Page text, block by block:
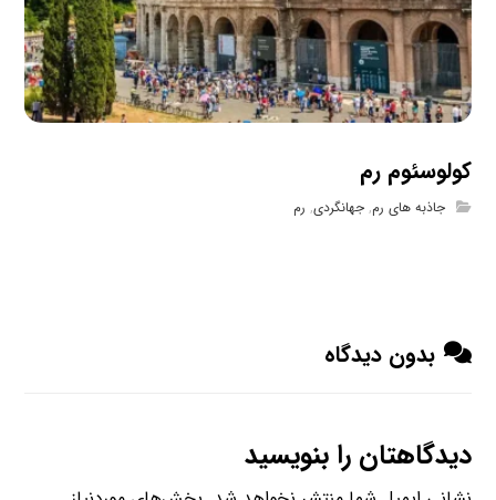
کولوسئوم رم
جاذبه های رم,جهانگردی, رم
بدون دیدگاه
دیدگاهتان را بنویسید